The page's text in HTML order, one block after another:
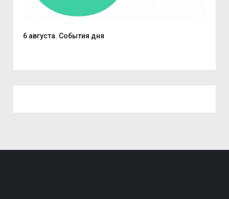
6 августа. События дня